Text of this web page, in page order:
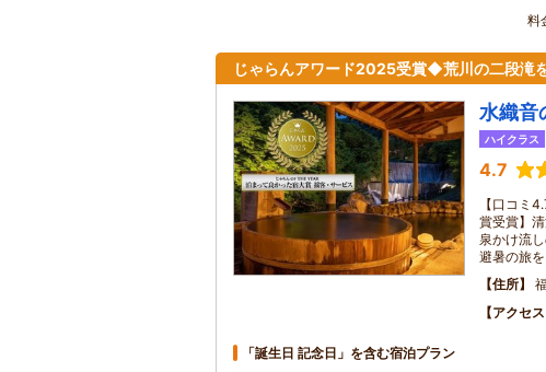
料
じゃらんアワード2025受賞◆荒川の二段滝
水織音
ハイクラス
4.7
【口コミ
賞受賞】
泉かけ流
避暑の旅を
住所
アクセス
「誕生日 記念日」を含む宿泊プラン